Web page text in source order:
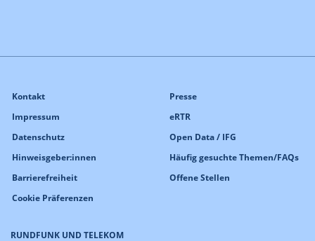
RUNDFUNK UND TELEKOM
Kontakt
Impressum
Datenschutz
Hinweisgeber:innen
Barrierefreiheit
Cookie Präferenzen
Presse
eRTR
Open Data / IFG
Häufig gesuchte Themen/FAQs
Offene Stellen